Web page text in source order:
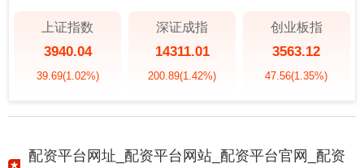
上证指数
3940.04
39.69(1.02%)
深证成指
14311.01
200.89(1.42%)
创业板指
3563.12
47.56(1.35%)
配资平台网址_配资平台网站_配资平台官网_配资